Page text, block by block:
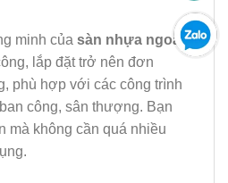
minh của sàn nhựa ngoài
lắp đặt trở nên đơn
phù hợp với các công trình
công, sân thượng. Bạn
mà không cần quá nhiều